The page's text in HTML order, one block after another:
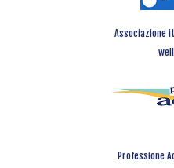
Associazione
Professione